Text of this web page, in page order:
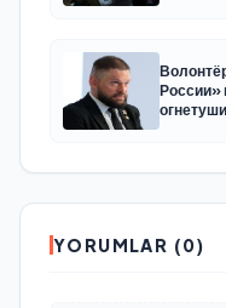
России»
YORUMLAR (0)